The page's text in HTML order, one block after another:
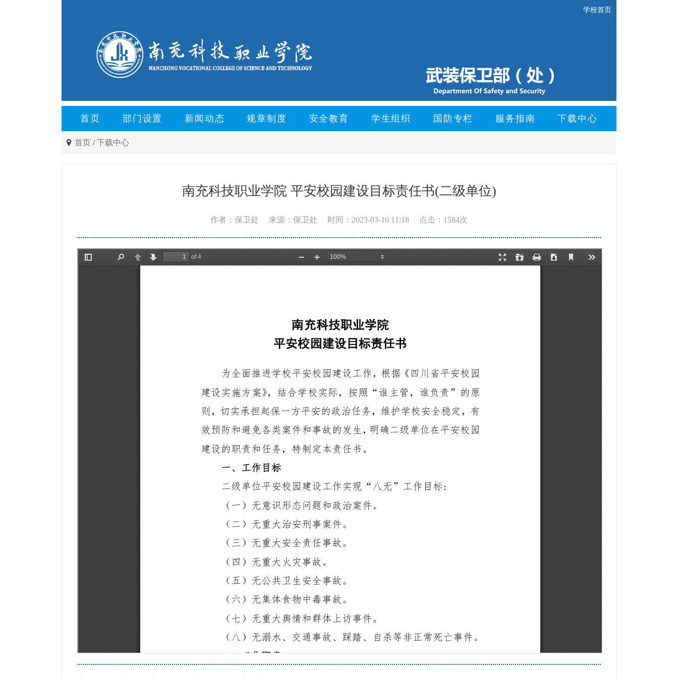
学校首页
首页 部门设置 新闻动态 规章制度 安全教育 学生组织 国防专栏 服务指南 下载中心
首页 /下载中心
南充科技职业学院 平安校园建设目标责任书(二级单位)
作者：保卫处 来源：保卫处 时间：2023-03-16 11:18 点击：1584次